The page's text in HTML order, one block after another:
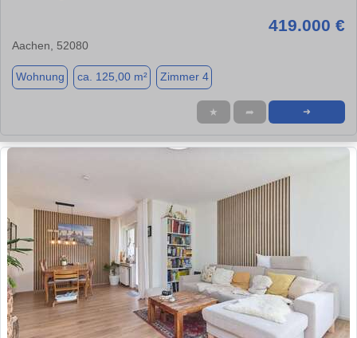
419.000 €
Aachen, 52080
Wohnung ca. 125,00 m² Zimmer 4
★ ➦ ➜